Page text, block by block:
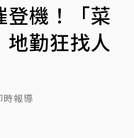
登機！「菜
地勤狂找人
時報導